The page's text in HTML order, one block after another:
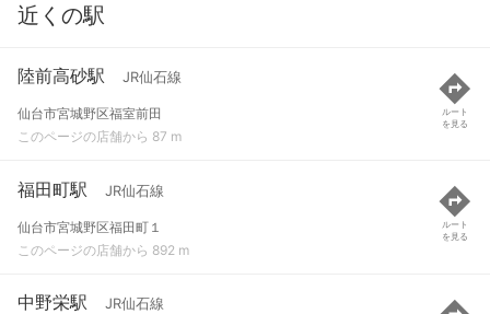
近くの駅
陸前高砂駅 JR仙石線
仙台市宮城野区福室前田
このページの店舗から 87 m
ルート
を見る
福田町駅 JR仙石線
仙台市宮城野区福田町１
このページの店舗から 892 m
ルート
を見る
中野栄駅 JR仙石線